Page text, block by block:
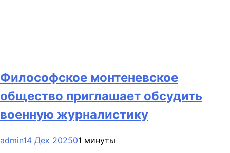
Философское монтеневское
общество приглашает обсудить
военную журналистику
admin14 Дек 202501 минуты